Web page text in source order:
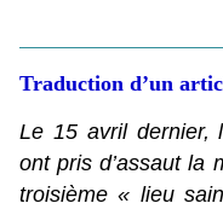
Traduction d’un
Le 15 avril dernier,
ont pris d’assaut la
troisième « lieu